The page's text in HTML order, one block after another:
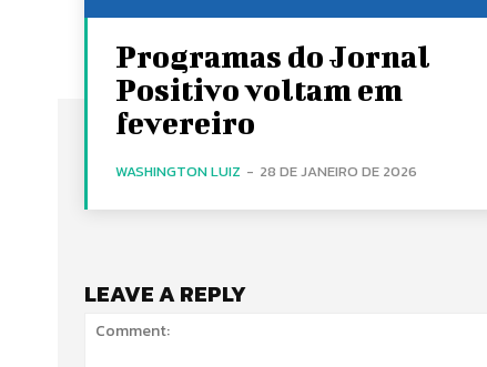
Programas do Jornal
Positivo voltam em
fevereiro
WASHINGTON LUIZ - 28 DE JANEIRO DE 2026
LEAVE A REPLY